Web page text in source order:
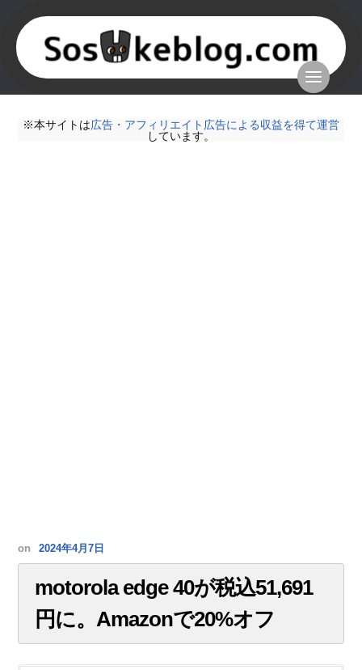
※本サイトは広告・アフィリエイト広告による収益を得て運営
しています。
on 2024年4月7日
motorola edge 40が税込51,691
円に。Amazonで20%オフ